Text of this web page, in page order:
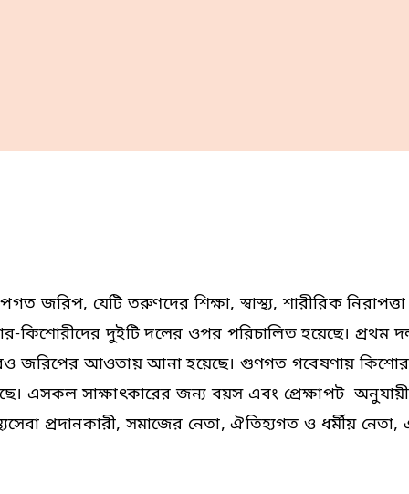
জরিপ, যেটি তরুণদের শিক্ষা, স্বাস্থ্য, শারীরিক
দুইটি দলের ওপর পরিচালিত হয়েছে। প্রথম
জরিপের আওতায় আনা হয়েছে। গুণগত গবেষণায়
এসকল সাক্ষাৎকারের জন্য বয়স এবং প্রেক্ষাপট
প্রদানকারী, সমাজের নেতা, ঐতিহ্যগত ও ধর্মীয় নেতা,